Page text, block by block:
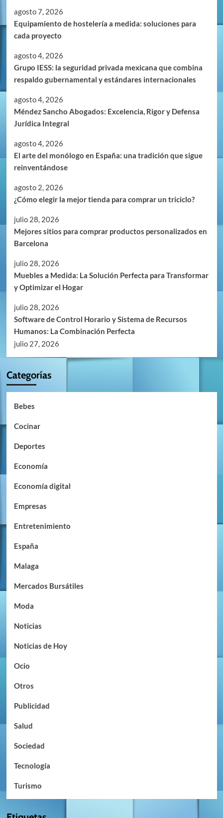
agosto 7, 2026
Equipamiento de hostelería a medida: soluciones para
cada proyecto
agosto 4, 2026
Grupo IESS: la seguridad privada mexicana que combina
respaldo gubernamental y estándares internacionales
agosto 4, 2026
Méndez Sancho Abogados: Excelencia, Rigor y Defensa
Jurídica Integral
agosto 4, 2026
El arte del monólogo en España: una tradición que sigue
reinventándose
agosto 2, 2026
¿Cómo elegir la mejor tienda para comprar un triciclo?
julio 28, 2026
Mejores sitios para comprar productos personalizados en
Barcelona
julio 28, 2026
Muebles a Medida: La Solución Perfecta para Transformar
y Optimizar el Hogar
julio 28, 2026
Software de Control Horario y Sistema de Recursos
Humanos: La Combinación Perfecta
julio 27, 2026
Categorías
Bebes
Cocinar
Deportes
Economía
Economía digital
Empresas
Entretenimiento
España
Malaga
Mercados Bursátiles
Moda
Noticias
Noticias de Hoy
Ocio
Otros
Publicidad
Salud
Sociedad
Tecnología
Turismo